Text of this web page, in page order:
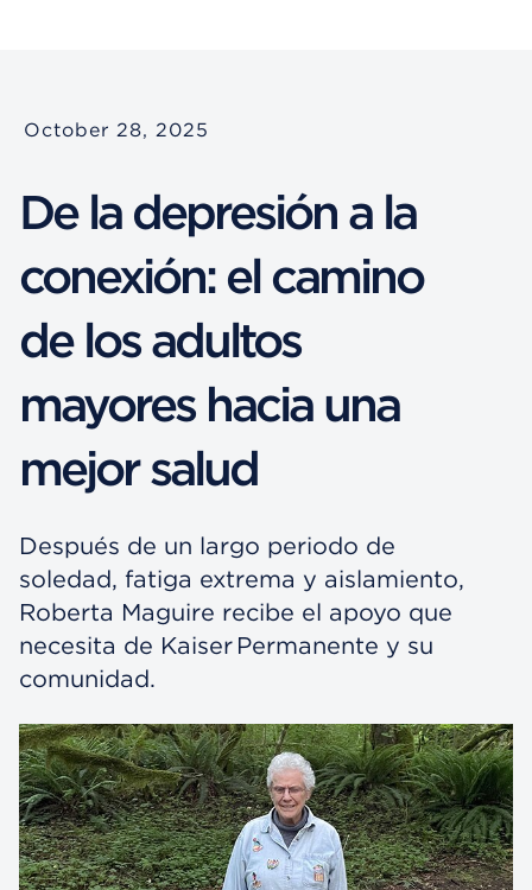
October 28, 2025
De la depresión a la
conexión: el camino
de los adultos
mayores hacia una
mejor salud
Después de un largo periodo de
soledad, fatiga extrema y aislamiento,
Roberta Maguire recibe el apoyo que
necesita de Kaiser Permanente y su
comunidad.